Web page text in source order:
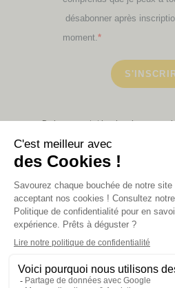
désabonner après
moment.
Retrouvez ici toutes les
VOIR NOS
LA